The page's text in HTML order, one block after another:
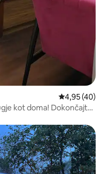
Povprečna
4,95 (40)